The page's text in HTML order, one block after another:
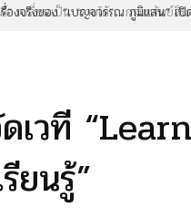
เปลี่ยนเป็น “รายได้” : กรมทรัพย์
เวที
ยนรู้”